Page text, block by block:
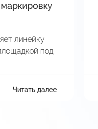
линейку
под
Читать далее